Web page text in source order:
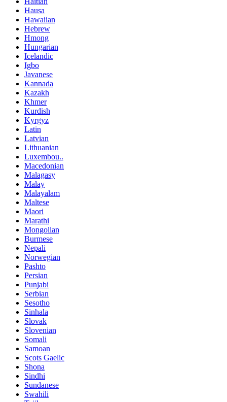
Hausa
Hawaiian
Hebrew
Hmong
Hungarian
Icelandic
Igbo
Javanese
Kannada
Kazakh
Khmer
Kurdish
Kyrgyz
Latin
Latvian
Lithuanian
Luxembou..
Macedonian
Malagasy
Malay
Malayalam
Maltese
Maori
Marathi
Mongolian
Burmese
Nepali
Norwegian
Pashto
Persian
Punjabi
Serbian
Sesotho
Sinhala
Slovak
Slovenian
Somali
Samoan
Scots Gaelic
Shona
Sindhi
Sundanese
Swahili